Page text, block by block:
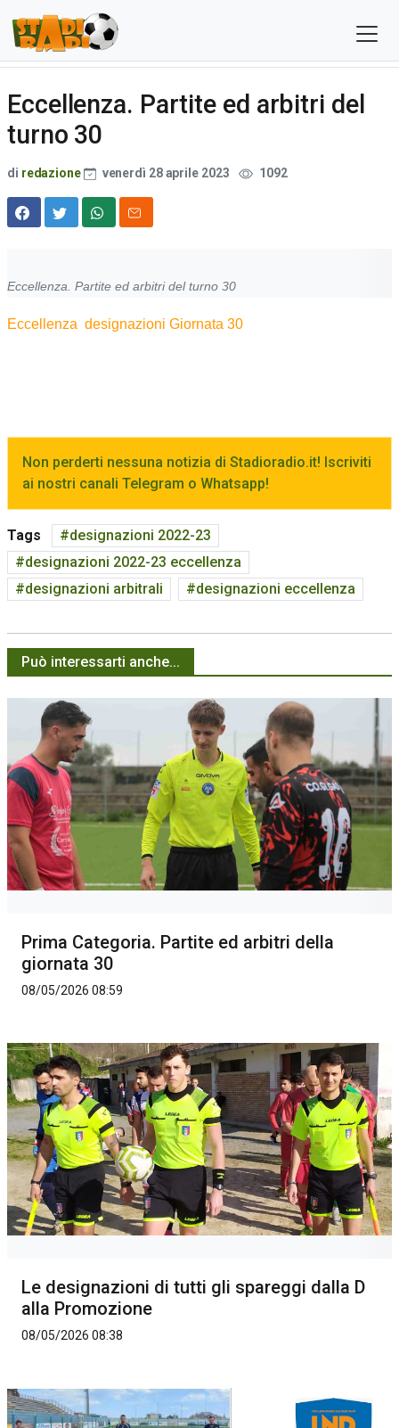
Eccellenza. Partite ed arbitri del
turno 30
di redazione venerdì 28 aprile 2023 1092
Eccellenza. Partite ed arbitri del turno 30
Eccellenza designazioni Giornata 30
Non perderti nessuna notizia di Stadioradio.it! Iscriviti
ai nostri canali Telegram o Whatsapp!
Tags
designazioni 2022-23
designazioni 2022-23 eccellenza
designazioni arbitrali
designazioni eccellenza
Può interessarti anche...
Prima Categoria. Partite ed arbitri della
giornata 30
08/05/2026 08:59
Le designazioni di tutti gli spareggi dalla D
alla Promozione
08/05/2026 08:38